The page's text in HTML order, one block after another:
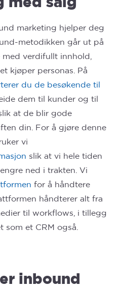
marketing hjelper deg
metodikken går ut på
verdifullt innhold,
kjøper personas. På
du de besøkende til
dem til kunder og til
at de blir gode
din. For å gjøre denne
vi
slik at vi hele tiden
ned i trakten. Vi
for å håndtere
håndterer alt fra
til workflows, i tillegg
et CRM også.
inbound